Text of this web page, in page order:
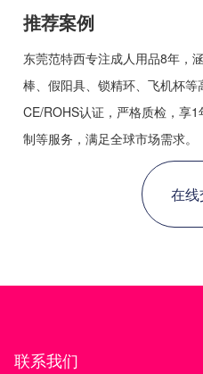
推荐案例
东莞范特西专注成人用品8年，
棒、假阳具、锁精环、飞机杯
CE/ROHS认证，严格质检，享
制等服务，满足全球市场需求。
在
联系我们